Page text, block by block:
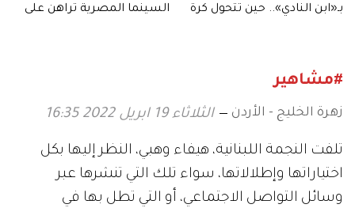
بـ«ابن النادي».. حين تتحول كرة
السينما المصرية تراهن على
#مشاهير
زهرة الخليج - الأردن الثلاثاء 19 ابريل 2022 16:35
تلفت النجمة اللبنانية، هيفاء وهبي، النظر إليها بكل
اختياراتها وإطلالاتها، سواء تلك التي تنشرها عبر
وسائل التواصل الاجتماعي، أو التي تطل بها في